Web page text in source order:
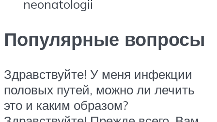
neonatologii
Популярные вопросы
Здравствуйте! У меня инфекции
половых путей, можно ли лечить
это и каким образом?